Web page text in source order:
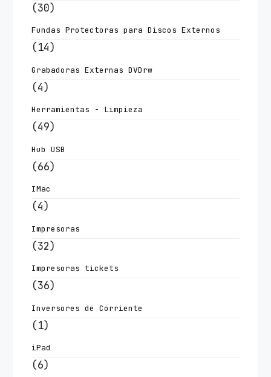
(30)
Fundas Protectoras para Discos Externos
(14)
Grabadoras Externas DVDrw
(4)
Herramientas - Limpieza
(49)
Hub USB
(66)
IMac
(4)
Impresoras
(32)
Impresoras tickets
(36)
Inversores de Corriente
(1)
iPad
(6)